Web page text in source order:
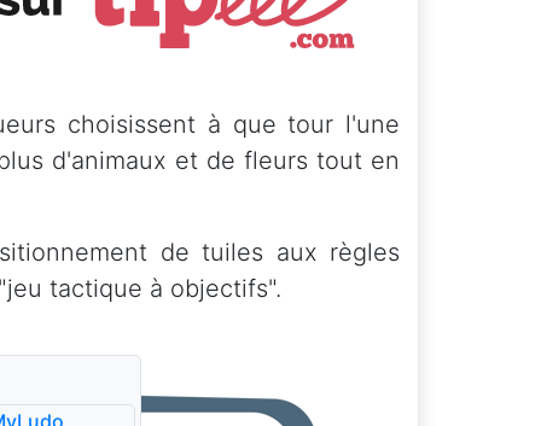
choisissent à que tour l'une
d'animaux et de fleurs tout en
de tuiles aux règles
tactique à objectifs".